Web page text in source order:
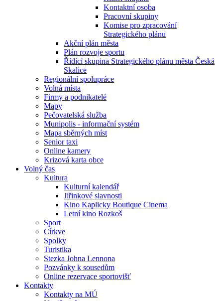
Kontaktní osoba
Pracovní skupiny
Komise pro zpracování
Strategického plánu
Akční plán města
Plán rozvoje sportu
Řídící skupina Strategického plánu města Česká
Skalice
Regionální spolupráce
Volná místa
Firmy a podnikatelé
Mapy
Pečovatelská služba
Munipolis - informační systém
Mapa sběrných míst
Senior taxi
Online kamery
Krizová karta obce
Volný čas
Kultura
Kulturní kalendář
Jiřinkové slavnosti
Kino Kaplicky Boutique Cinema
Letní kino Rozkoš
Sport
Církve
Spolky
Turistika
Stezka Johna Lennona
Pozvánky k sousedům
Online rezervace sportovišť
Kontakty
Kontakty na MÚ